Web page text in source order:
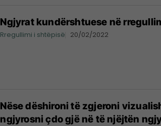
Ngjyrat kundërshtuese në
Rregullimi i shtëpisë 20/02/2022
Nëse dëshironi të zgjeroni
ngjyrosni çdo gjë në të njëjtën